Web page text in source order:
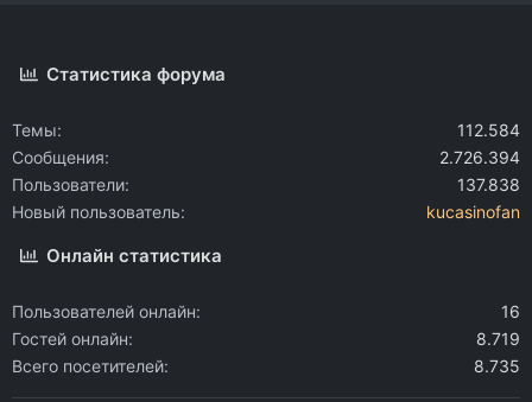
Статистика форума
Темы
112.584
Сообщения
2.726.394
Пользователи
137.838
Новый пользователь
kucasinofan
Онлайн статистика
Пользователей онлайн
16
Гостей онлайн
8.719
Всего посетителей
8.735